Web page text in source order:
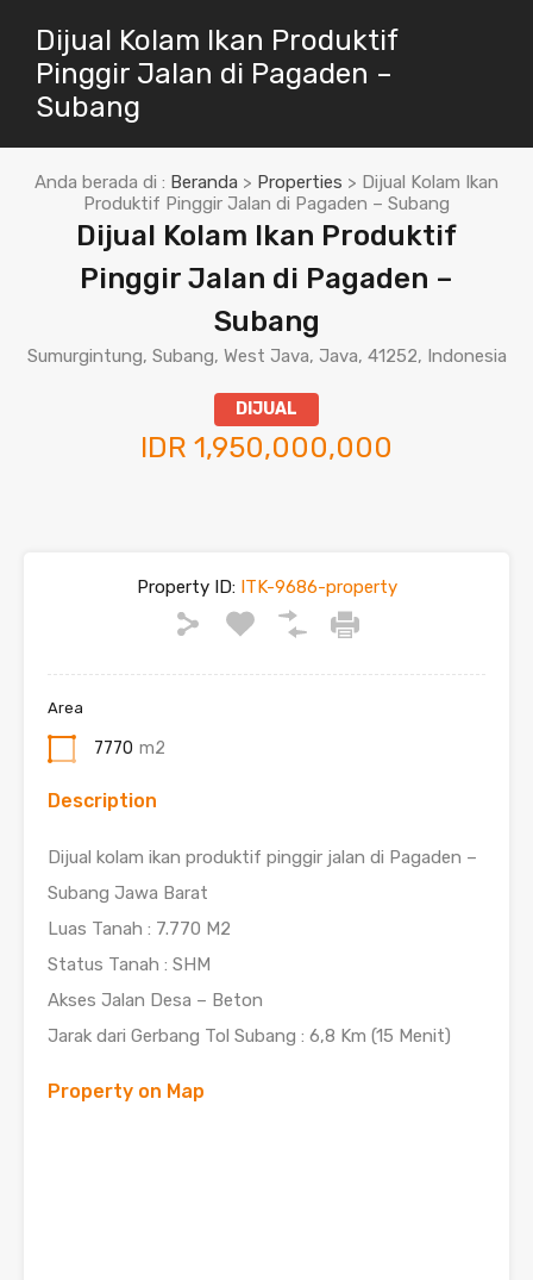
Dijual Kolam Ikan Produktif
Pinggir Jalan di Pagaden –
Subang
Anda berada di : Beranda > Properties > Dijual Kolam Ikan
Produktif Pinggir Jalan di Pagaden – Subang
Dijual Kolam Ikan Produktif
Pinggir Jalan di Pagaden –
Subang
Sumurgintung, Subang, West Java, Java, 41252, Indonesia
DIJUAL
IDR 1,950,000,000
Property ID:ITK-9686-property
Area
7770 m2
Description
Dijual kolam ikan produktif pinggir jalan di Pagaden –
Subang Jawa Barat
Luas Tanah : 7.770 M2
Status Tanah : SHM
Akses Jalan Desa – Beton
Jarak dari Gerbang Tol Subang : 6,8 Km (15 Menit)
Property on Map